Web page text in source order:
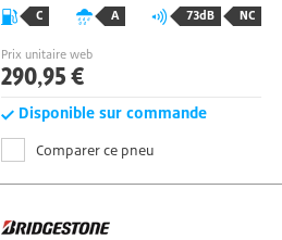
C A 73dB NC
Prix unitaire web
290,95 €
Disponible sur commande